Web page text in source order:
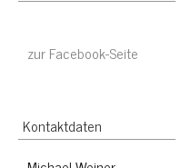
zur Facebook-Seite
Kontaktdaten